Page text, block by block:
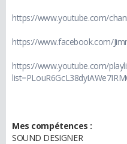
https://www.youtube.com/
https://www.facebook.com/
https://www.youtube.com/
Mes compétences :
SOUND DESIGNER